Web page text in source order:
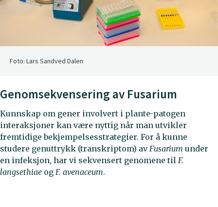
Foto: Lars Sandved Dalen
Genomsekvensering av Fusarium
Kunnskap om gener involvert i plante-patogen
interaksjoner kan være nyttig når man utvikler
fremtidige bekjempelsesstrategier. For å kunne
studere genuttrykk (transkriptom) avFusarium under
en infeksjon, har vi sekvensert genomene til F.
langsethiae og F. avenaceum.